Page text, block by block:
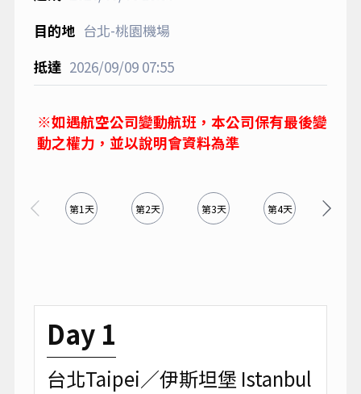
台北-桃園機場
2026/09/0907:55
※如遇航空公司變動航班，本公司保有最後變
動之權力，並以說明會資料為準
第1天 第2天 第3天 第4天
Day 1
台北Taipei／伊斯坦堡 Istanbul